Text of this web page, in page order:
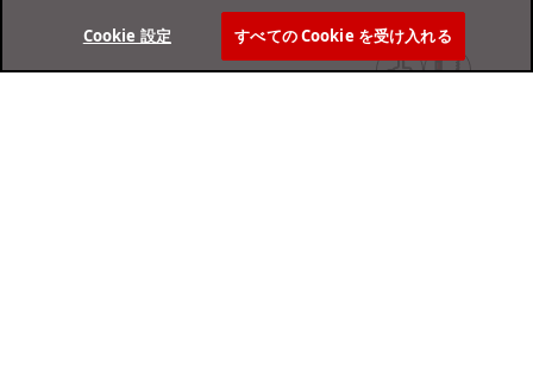
Cookie 設定 すべての Cookie を受け入れる